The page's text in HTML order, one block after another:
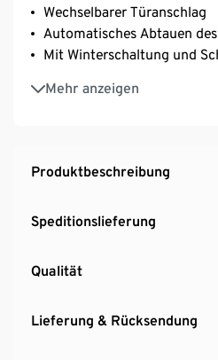
Wechselbarer Türanschlag
Automatisches Abtauen
Mit Winterschaltung und
Mehr anzeigen
4-Sterne Gefrierfach
Mit LED-Beleuchtung im
Produktbeschreibung
Speditionslieferung
Qualität
Lieferung & Rücksendung